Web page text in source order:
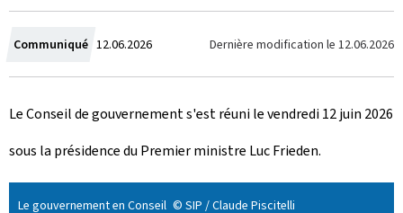
Communiqué C
r
é
e
12.06.2026 Dernière modification le 12.06.2026
Le Conseil de gouvernement s'est réuni le vendredi 12 juin 2026
sous la présidence du Premier ministre Luc Frieden.
Le gouvernement en Conseil © SIP / Claude Piscitelli